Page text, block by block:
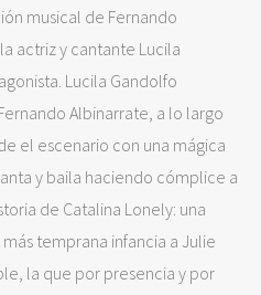
musical de Fernando
actriz y cantante Lucila
Lucila Gandolfo
Albinarrate, a lo largo
el escenario con una mágica
y baila haciendo cómplice a
de Catalina Lonely: una
temprana infancia a Julie
la que por presencia y por